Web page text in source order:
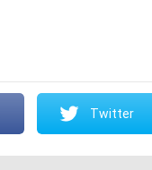
Twitter